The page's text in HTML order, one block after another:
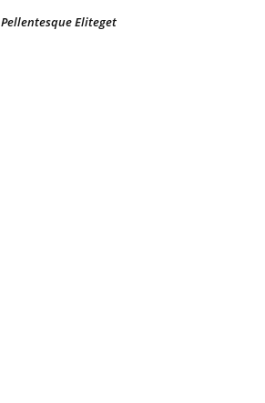
Pellentesque Eliteget